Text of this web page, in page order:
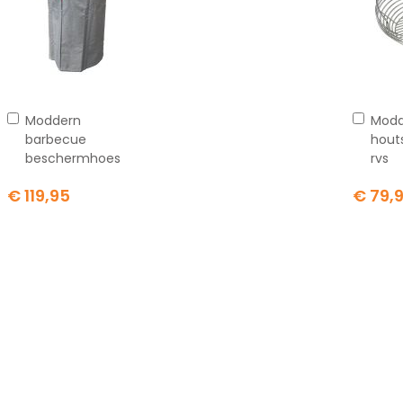
Moddern
barbecue
beschermhoes
€ 119,95
In
winkelwagen
rvs
€
In